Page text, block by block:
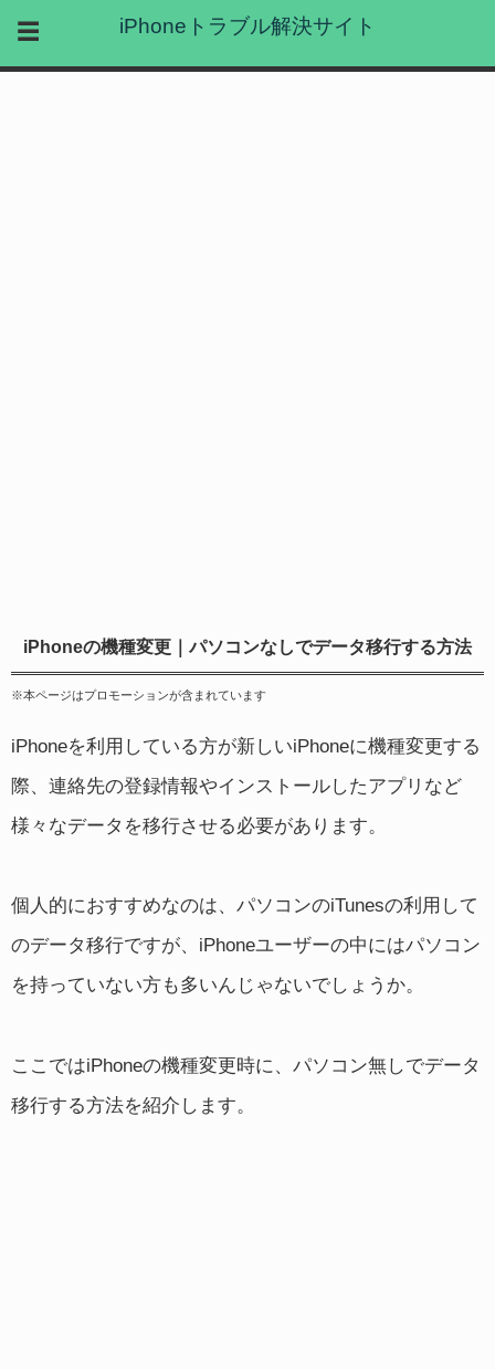
iPhoneトラブル解決サイト
iPhoneの機種変更｜パソコンなしでデータ移行する方法
※本ページはプロモーションが含まれています
iPhoneを利用している方が新しいiPhoneに機種変更する
際、連絡先の登録情報やインストールしたアプリなど
様々なデータを移行させる必要があります。
個人的におすすめなのは、パソコンのiTunesの利用して
のデータ移行ですが、iPhoneユーザーの中にはパソコン
を持っていない方も多いんじゃないでしょうか。
ここではiPhoneの機種変更時に、パソコン無しでデータ
移行する方法を紹介します。